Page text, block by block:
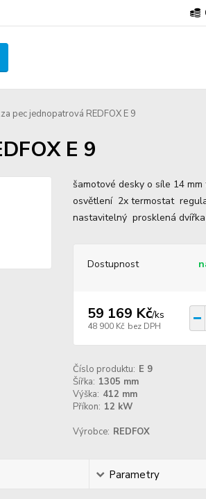
pec jednopatrová REDFOX E 9
E 9
šamotové desky o síle 14
osvětlení 2x termostat
nastavitelný prosklená dvířka
Dostupnost
59 169 Kč/ks
48 900 Kč bez DPH
Číslo produktu: E 9
Šířka: 1305 mm
Výška: 412 mm
Příkon: 12 kW
Výrobce: REDFOX
Parametry